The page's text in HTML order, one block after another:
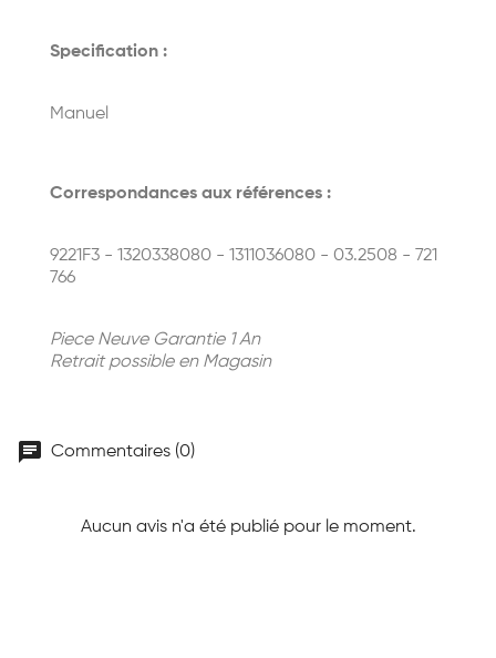
Specification :
Manuel
Correspondances aux références :
9221F3 - 1320338080 - 1311036080 - 03.2508 - 721
766
Piece Neuve Garantie 1 An
Retrait possible en Magasin
chat Commentaires (0)
Aucun avis n'a été publié pour le moment.